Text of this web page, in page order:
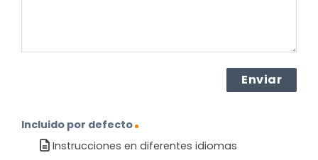
Incluido por defecto
Instrucciones en diferentes idiomas